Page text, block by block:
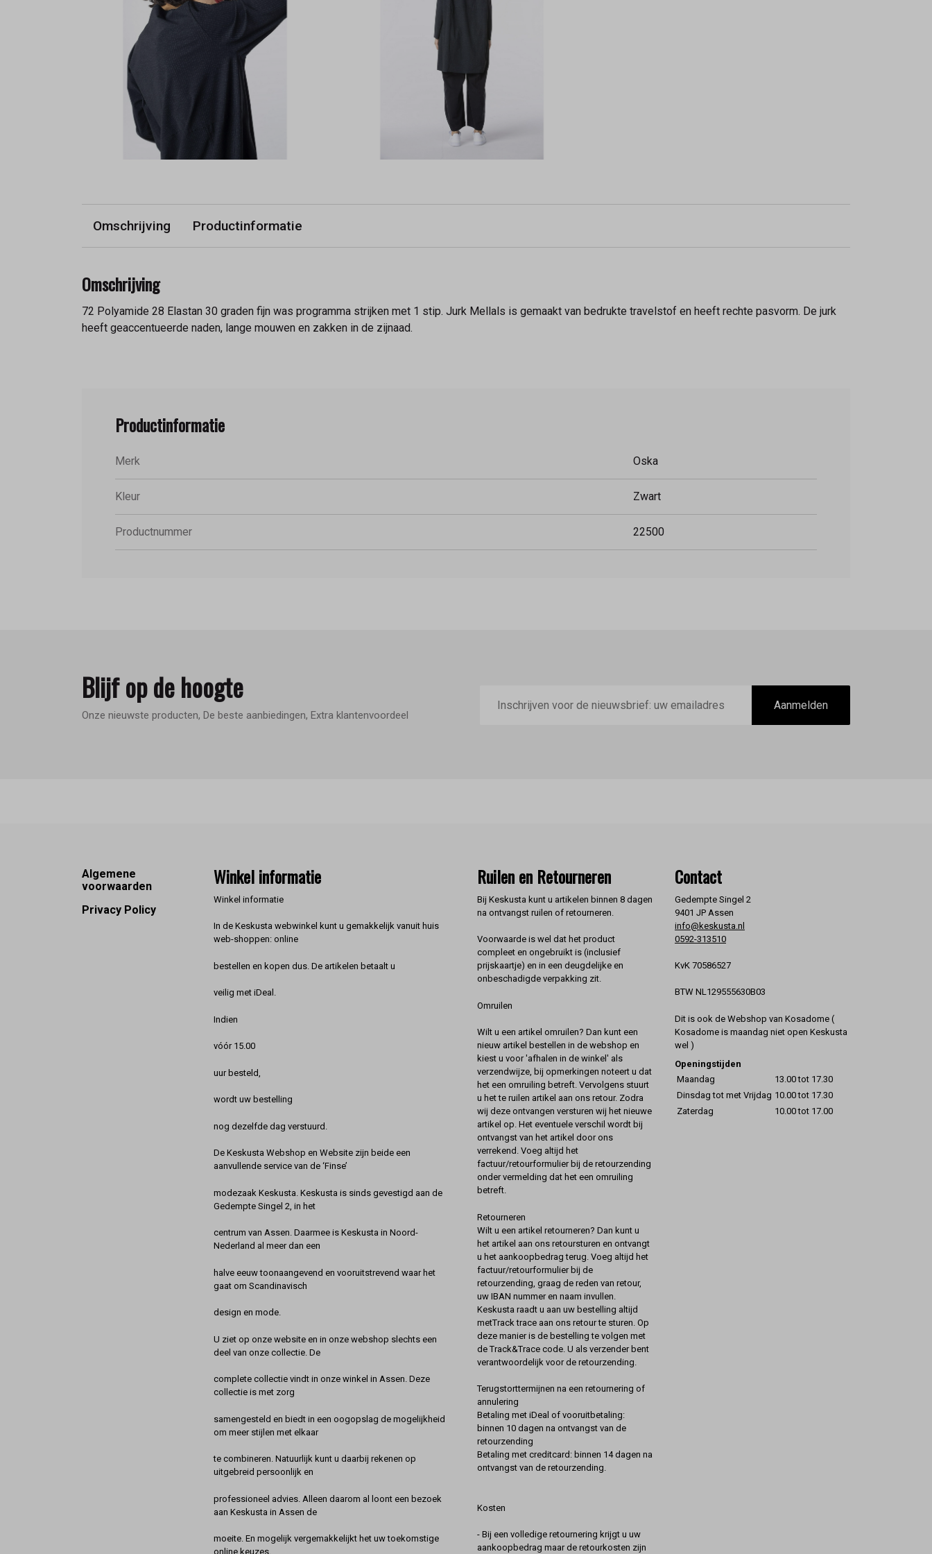
Omschrijving Productinformatie
Omschrijving
72 Polyamide 28 Elastan 30 graden fijn was programma strijken met 1 stip. Jurk Mellals is gemaakt van bedrukte travelstof en heeft rechte pasvorm. De jurk
heeft geaccentueerde naden, lange mouwen en zakken in de zijnaad.
Productinformatie
Merk Oska
Kleur Zwart
Productnummer 22500
Blijf op de hoogte
Onze nieuwste producten, De beste aanbiedingen, Extra klantenvoordeel
mailadres
Aanmelden
Footer
Algemene
voorwaarden
Privacy Policy
Winkel informatie
Winkel informatie
In de Keskusta webwinkel kunt u gemakkelijk vanuit huis
web-shoppen: online
bestellen en kopen dus. De artikelen betaalt u
veilig met iDeal.
Indien
vóór 15.00
uur besteld,
wordt uw bestelling
nog dezelfde dag verstuurd.
De Keskusta Webshop en Website zijn beide een
aanvullende service van de ‘Finse’
modezaak Keskusta. Keskusta is sinds gevestigd aan de
Gedempte Singel 2, in het
centrum van Assen. Daarmee is Keskusta in Noord-
Nederland al meer dan een
halve eeuw toonaangevend en vooruitstrevend waar het
gaat om Scandinavisch
design en mode.
U ziet op onze website en in onze webshop slechts een
deel van onze collectie. De
complete collectie vindt in onze winkel in Assen. Deze
collectie is met zorg
samengesteld en biedt in een oogopslag de mogelijkheid
om meer stijlen met elkaar
te combineren. Natuurlijk kunt u daarbij rekenen op
uitgebreid persoonlijk en
professioneel advies. Alleen daarom al loont een bezoek
aan Keskusta in Assen de
moeite. En mogelijk vergemakkelijkt het uw toekomstige
online keuzes.
Ruilen en Retourneren
Bij Keskusta kunt u artikelen binnen 8 dagen
na ontvangst ruilen of retourneren.
Voorwaarde is wel dat het product
compleet en ongebruikt is (inclusief
prijskaartje) en in een deugdelijke en
onbeschadigde verpakking zit.
Omruilen
Wilt u een artikel omruilen? Dan kunt een
nieuw artikel bestellen in de webshop en
kiest u voor 'afhalen in de winkel' als
verzendwijze, bij opmerkingen noteert u dat
het een omruiling betreft. Vervolgens stuurt
u het te ruilen artikel aan ons retour. Zodra
wij deze ontvangen versturen wij het nieuwe
artikel op. Het eventuele verschil wordt bij
ontvangst van het artikel door ons
verrekend. Voeg altijd het
factuur/retourformulier bij de retourzending
onder vermelding dat het een omruiling
betreft.
Retourneren
Wilt u een artikel retourneren? Dan kunt u
het artikel aan ons retoursturen en ontvangt
u het aankoopbedrag terug. Voeg altijd het
factuur/retourformulier bij de
retourzending, graag de reden van retour,
uw IBAN nummer en naam invullen.
Keskusta raadt u aan uw bestelling altijd
metTrack trace aan ons retour te sturen. Op
deze manier is de bestelling te volgen met
de Track&Trace code. U als verzender bent
verantwoordelijk voor de retourzending.
Terugstorttermijnen na een retournering of
annulering
Betaling met iDeal of vooruitbetaling:
binnen 10 dagen na ontvangst van de
retourzending
Betaling met creditcard: binnen 14 dagen na
ontvangst van de retourzending.
Kosten
- Bij een volledige retournering krijgt u uw
aankoopbedrag maar de retourkosten zijn
Contact
Gedempte Singel 2
9401 JP Assen
info@keskusta.nl
0592-313510
KvK 70586527
BTW NL129555630B03
Dit is ook de Webshop van Kosadome (
Kosadome is maandag niet open Keskusta
wel )
Openingstijden
Maandag
13.00 tot 17.30
Dinsdag tot met Vrijdag 10.00 tot 17.30
Zaterdag
10.00 tot 17.00